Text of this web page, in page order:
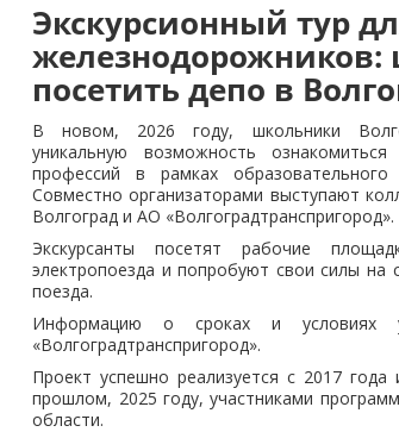
Экскурсионный тур
посетить депо в
В новом, 2026 году, школьники
уникальную возможность
профессий в рамках
Совместно организаторами выступают
Волгоград и АО «Волгоградтранспригород».
Экскурсанты посетят рабочие
электропоезда и попробуют свои силы
поезда.
Информацию о сроках и
«Волгоградтранспригород».
Проект успешно реализуется с 2017
прошлом, 2025 году, участниками
области.